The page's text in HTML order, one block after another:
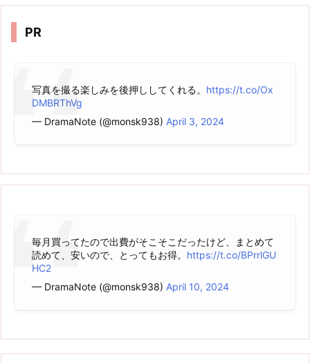
イ
PR
写真を撮る楽しみを後押ししてくれる。 https://t.co/Ox
DMBRThVg
— DramaNote (@monsk938) April 3, 2024
毎月買ってたので出費がそこそこだったけど、まとめて
読めて、安いので、とってもお得。 https://t.co/BPrrlGU
HC2
— DramaNote (@monsk938) April 10, 2024